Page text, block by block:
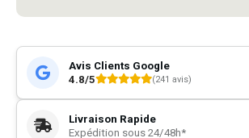
Avis Clients Google
4.8/5
(241 avis)
Livraison Rapide
Expédition sous 24/48h*